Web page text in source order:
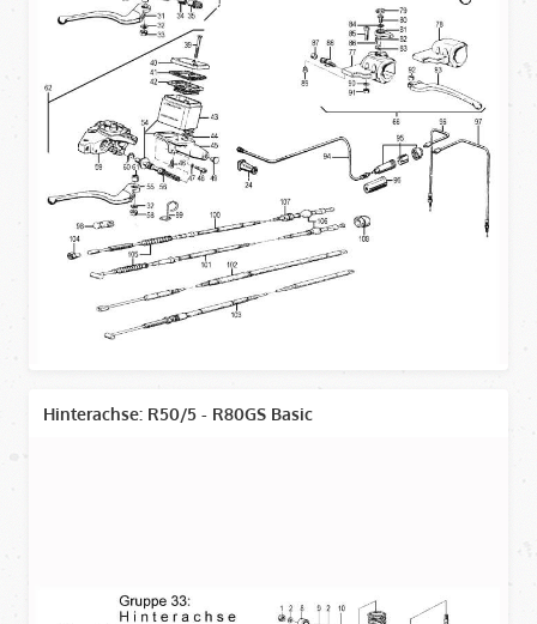
Hinterachse: R50/5 - R80GS Basic